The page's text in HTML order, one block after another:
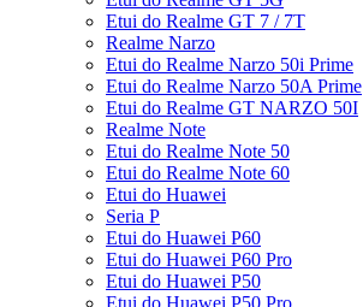
Etui do Realme GT 7 / 7T
Realme Narzo
Etui do Realme Narzo 50i Prime
Etui do Realme Narzo 50A Prime
Etui do Realme GT NARZO 50I
Realme Note
Etui do Realme Note 50
Etui do Realme Note 60
Etui do Huawei
Seria P
Etui do Huawei P60
Etui do Huawei P60 Pro
Etui do Huawei P50
Etui do Huawei P50 Pro